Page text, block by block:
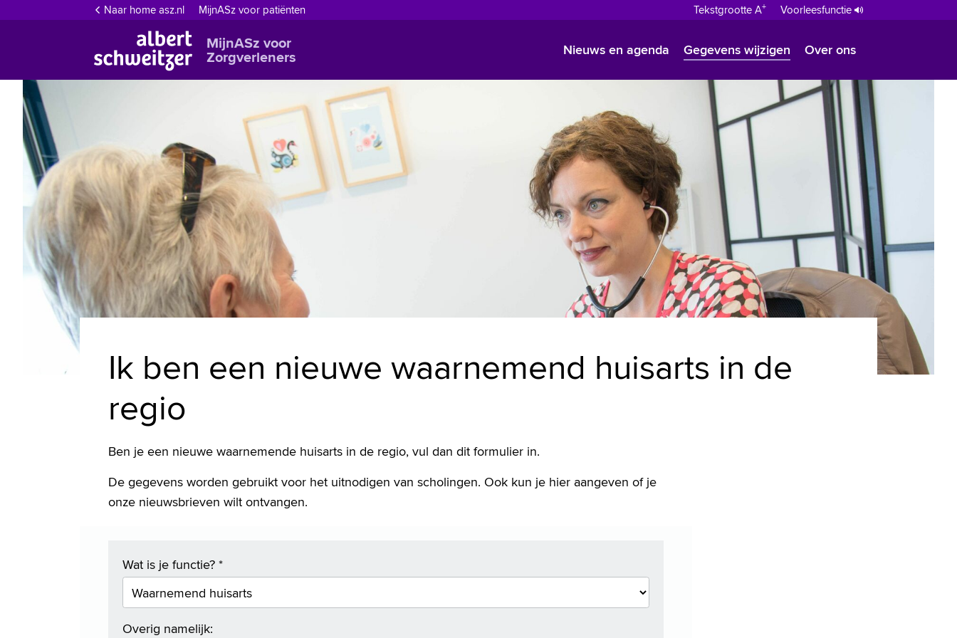
Naar home asz.nl MijnASz voor patiënten Tekstgrootte A+ Voorleesfunctie
MijnASz voor
Zorgverleners Nieuws en agenda Gegevens wijzigen Over ons
Ik ben een nieuwe waarnemend huisarts in de
regio
Ben je een nieuwe waarnemende huisarts in de regio, vul dan dit formulier in.
De gegevens worden gebruikt voor het uitnodigen van scholingen. Ook kun je hier aangeven of je
onze nieuwsbrieven wilt ontvangen.
Wat is je functie? *
Overig namelijk: